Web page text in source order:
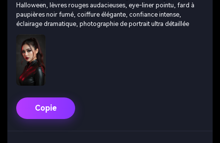
Halloween, lèvres rouges audacieuses, eye-liner pointu, fard à
paupières noir fumé, coiffure élégante, confiance intense,
éclairage dramatique, photographie de portrait ultra détaillée
Copie